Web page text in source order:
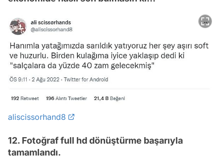
aliscissorhand8
12. Fotoğraf full hd dönüştürme başarıyla
tamamlandı.